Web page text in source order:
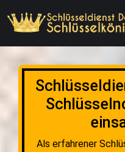
Als erfahrener